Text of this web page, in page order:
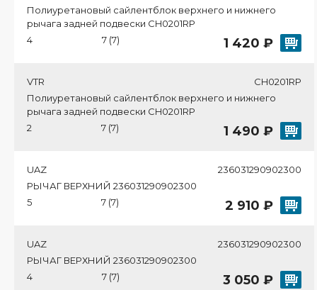
Полиуретановый сайлентблок верхнего и нижнего
рычага задней подвески CH0201RP
4
7 (7) 1 420 ₽
VTR
CH0201RP
Полиуретановый сайлентблок верхнего и нижнего
рычага задней подвески CH0201RP
2
7 (7) 1 490 ₽
UAZ
236031290902300
РЫЧАГ ВЕРХНИЙ 236031290902300
5
7 (7) 2 910 ₽
UAZ
236031290902300
РЫЧАГ ВЕРХНИЙ 236031290902300
4
7 (7) 3 050 ₽